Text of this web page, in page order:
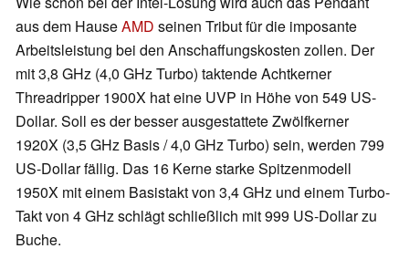
aus dem HauseAMD seinen Tribut für die imposante
Arbeitsleistung bei den Anschaffungskosten zollen. Der
mit 3,8 GHz (4,0 GHz Turbo) taktende Achtkerner
Threadripper 1900X hat eine UVP in Höhe von 549 US-
Dollar. Soll es der besser ausgestattete Zwölfkerner
1920X (3,5 GHz Basis / 4,0 GHz Turbo) sein, werden 799
US-Dollar fällig. Das 16 Kerne starke Spitzenmodell
1950X mit einem Basistakt von 3,4 GHz und einem Turbo-
Takt von 4 GHz schlägt schließlich mit 999 US-Dollar zu
Buche.